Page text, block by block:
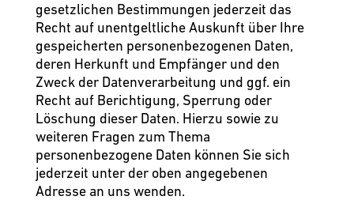
gesetzlichen Bestimmungen jederzeit das
Recht auf unentgeltliche Auskunft über Ihre
gespeicherten personenbezogenen Daten,
deren Herkunft und Empfänger und den
Zweck der Datenverarbeitung und ggf. ein
Recht auf Berichtigung, Sperrung oder
Löschung dieser Daten. Hierzu sowie zu
weiteren Fragen zum Thema
personenbezogene Daten können Sie sich
jederzeit unter der oben angegebenen
Adresse an uns wenden.